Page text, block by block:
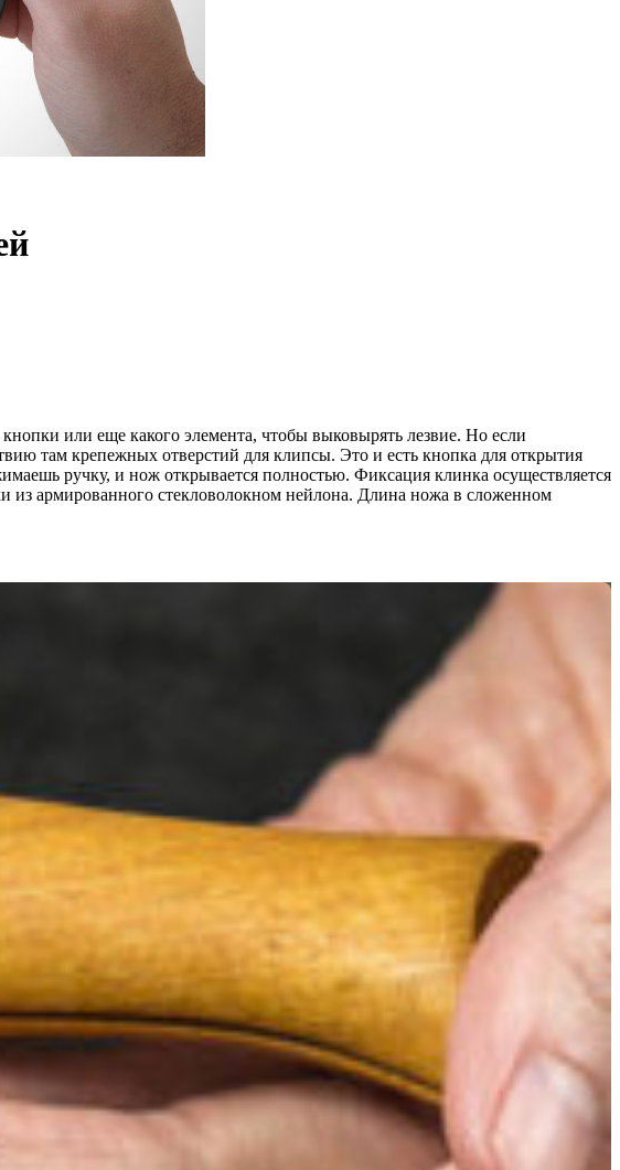
или еще какого элемента, чтобы выковырять лезвие. Но если
там крепежных отверстий для клипсы. Это и есть кнопка для открытия
ручку, и нож открывается полностью. Фиксация клинка осуществляется
из армированного стекловолокном нейлона. Длина ножа в сложенном